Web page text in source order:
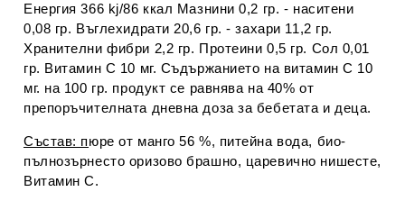
Енергия 366 kj/86 ккал Мазнини 0,2 гр. - наситени
0,08 гр. Въглехидрати 20,6 гр. - захари 11,2 гр.
Хранителни фибри 2,2 гр. Протеини 0,5 гр. Сол 0,01
гр. Витамин С 10 мг. Съдържанието на витамин С 10
мг. на 100 гр. продукт се равнява на 40% от
препоръчителната дневна доза за бебетата и деца.
Състав: пюре от манго 56 %, питейна вода, био-
пълнозърнесто оризово брашно, царевично нишесте,
Витамин С.